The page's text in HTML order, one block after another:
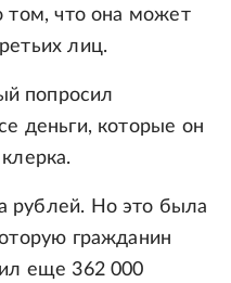
том, что она может
лиц.
попросил
деньги, которые он
рублей. Но это была
гражданин
еще 362 000